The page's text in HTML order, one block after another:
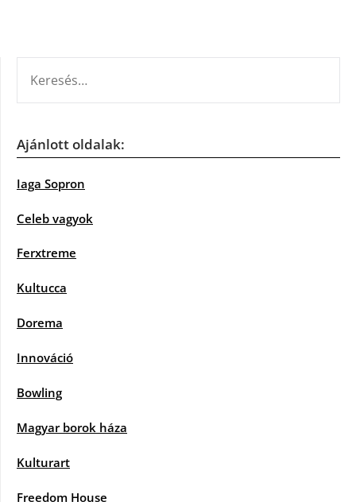
Ajánlott oldalak:
Iaga Sopron
Celeb vagyok
Ferxtreme
Kultucca
Dorema
Innováció
Bowling
Magyar borok háza
Kulturart
Freedom House